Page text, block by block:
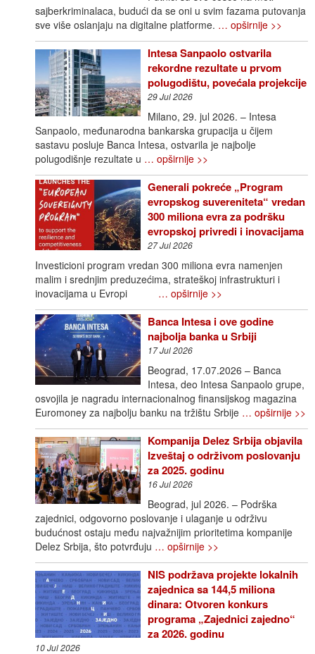
sajberkriminalaca, budući da se oni u svim fazama putovanja
sve više oslanjaju na digitalne platforme. … opširnije >>
Intesa Sanpaolo ostvarila
rekordne rezultate u prvom
polugodištu, povećala projekcije
29 Jul 2026
Milano, 29. jul 2026. – Intesa
Sanpaolo, međunarodna bankarska grupacija u čijem
sastavu posluje Banca Intesa, ostvarila je najbolje
polugodišnje rezultate u … opširnije >>
Generali pokreće „Program
evropskog suvereniteta“ vredan
300 miliona evra za podršku
evropskoj privredi i inovacijama
27 Jul 2026
Investicioni program vredan 300 miliona evra namenjen
malim i srednjim preduzećima, strateškoj infrastrukturi i
inovacijama u Evropi … opširnije >>
Banca Intesa i ove godine
najbolja banka u Srbiji
17 Jul 2026
Beograd, 17.07.2026 – Banca
Intesa, deo Intesa Sanpaolo grupe,
osvojila je nagradu internacionalnog finansijskog magazina
Euromoney za najbolju banku na tržištu Srbije … opširnije >>
Kompanija Delez Srbija objavila
Izveštaj o održivom poslovanju
za 2025. godinu
16 Jul 2026
Beograd, jul 2026. – Podrška
zajednici, odgovorno poslovanje i ulaganje u održivu
budućnost ostaju među najvažnijim prioritetima kompanije
Delez Srbija, što potvrđuju … opširnije >>
NIS podržava projekte lokalnih
zajednica sa 144,5 miliona
dinara: Otvoren konkurs
programa „Zajednici zajedno“
za 2026. godinu
10 Jul 2026